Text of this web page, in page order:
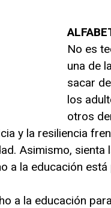
No es
una de
sacar
los
otros
y la resiliencia
Asimismo, sienta
a la educación
a la educación